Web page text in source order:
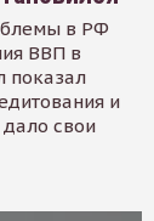
в РФ
ВВП в
показал
и
свои